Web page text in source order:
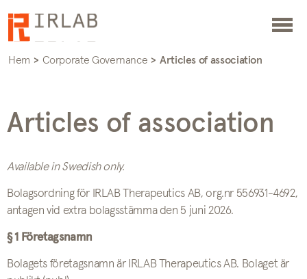
Hem > Corporate Governance > Articles of association
Articles of association
Available in Swedish only.
Bolagsordning för IRLAB Therapeutics AB, org.nr 556931-4692,
antagen vid extra bolagsstämma den 5 juni 2026.
§ 1 Företagsnamn
Bolagets företagsnamn är IRLAB Therapeutics AB. Bolaget är